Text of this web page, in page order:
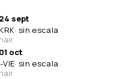
sept
· sin escala
oct
-VIE· sin escala